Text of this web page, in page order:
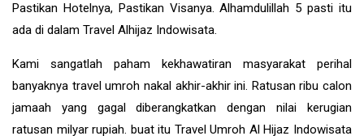
Pastikan Hotelnya, Pastikan Visanya. Alhamdulillah 5 pasti itu
ada di dalam Travel Alhijaz Indowisata.
Kami sangatlah paham kekhawatiran masyarakat perihal
banyaknya travel umroh nakal akhir-akhir ini. Ratusan ribu calon
jamaah yang gagal diberangkatkan dengan nilai kerugian
ratusan milyar rupiah. buat itu Travel Umroh Al Hijaz Indowisata